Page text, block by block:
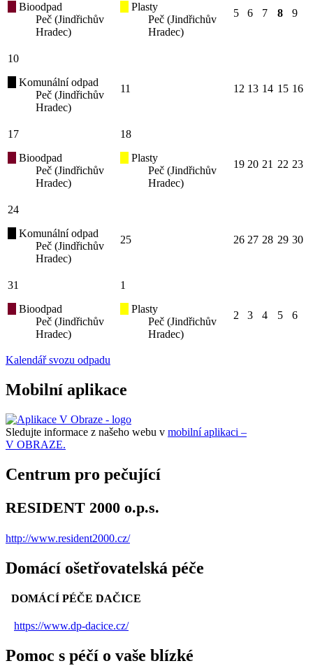
Bioodpad
Peč (Jindřichův
Hradec)
Plasty
Peč (Jindřichův
Hradec)
5 6 7 8 9
10
Komunální odpad
Peč (Jindřichův
Hradec)
11 12 13 14 15 16
17
Bioodpad
Peč (Jindřichův
Hradec)
18
Plasty
Peč (Jindřichův
Hradec)
19 20 21 22 23
24
Komunální odpad
Peč (Jindřichův
Hradec)
25 26 27 28 29 30
31
Bioodpad
Peč (Jindřichův
Hradec)
1
Plasty
Peč (Jindřichův
Hradec)
2 3 4 5 6
Kalendář svozu odpadu
Mobilní aplikace
Sledujte informace z našeho webu v mobilní aplikaci –
V OBRAZE.
Centrum pro pečující
RESIDENT 2000 o.p.s.
http://www.resident2000.cz/
Domácí ošetřovatelská péče
DOMÁCÍ PÉČE DAČICE
https://www.dp-dacice.cz/
Pomoc s péčí o vaše blízké